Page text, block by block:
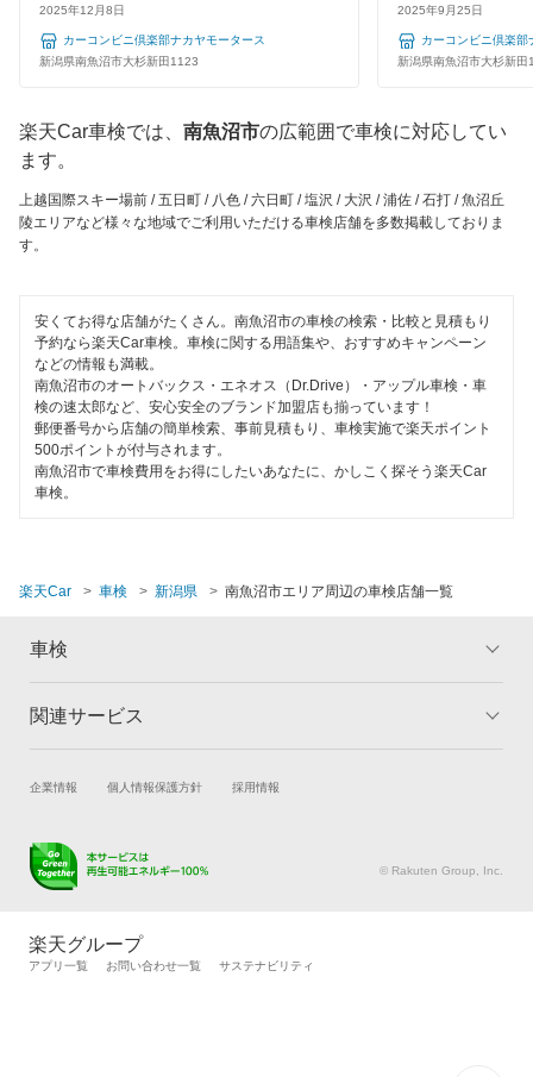
十日町市
中魚沼郡
西蒲原郡
東蒲原郡
見附市
南蒲原郡
妙高市
村上市
2025年12月8日
カーコンビニ倶楽部ナカヤモータース
新潟県南魚沼市大杉新田1123
2025年9月25日
カーコンビニ倶楽部
新潟県南魚沼市大杉新田
楽天Car車検では、 南魚沼市の広範囲で車検に対応してい
ます。
上越国際スキー場前 / 五日町 / 八色 / 六日町 / 塩沢 / 大沢 / 浦佐 / 石打 / 魚沼丘
陵エリアなど様々な地域でご利用いただける車検店舗を多数掲載しておりま
す。
安くてお得な店舗がたくさん。南魚沼市の車検の検索・比較と見積もり
予約なら楽天Car車検。車検に関する用語集や、おすすめキャンペーン
などの情報も満載。
南魚沼市のオートバックス・エネオス（Dr.Drive）・アップル車検・車
検の速太郎など、安心安全のブランド加盟店も揃っています！
郵便番号から店舗の簡単検索、事前見積もり、車検実施で楽天ポイント
500ポイントが付与されます。
南魚沼市で車検費用をお得にしたいあなたに、かしこく探そう楽天Car
車検。
楽天Car 車検 新潟県 南魚沼市エリア周辺の車検店舗一覧
車検
トップ
車検の基礎知識 キャンペーン一覧
関連サービス
試乗・商談 新車購入
キズ修理予約
メンテナンス管理
自動車カタログ 自動車保険
企業情報 個人情報保護方針 採用情報
© Rakuten Group, Inc.
楽天グループ
アプリ一覧 お問い合わせ一覧 サステナビリティ